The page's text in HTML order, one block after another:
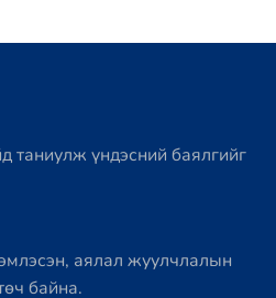
таниулж үндэсний баялгийг
аялал жуулчлалын
байна.